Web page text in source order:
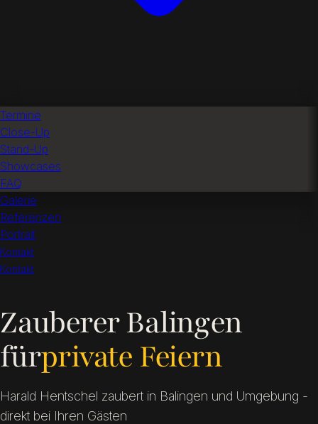
Termine
Close-Up
Stand-Up
Showcases
FAQ
Galerie
Referenzen
Portrait
Kontakt
Kontakt
Zauberer Balingen
fürVereinsfeiern
Harald Hentschel zaubert in Balingen und Umgebung -
direkt bei Ihren Gästen